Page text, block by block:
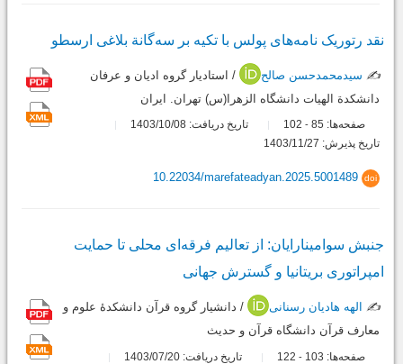
نقد رتوریک نامه‌های پولس با تکیه بر سه‌گانة بلاغی ارسطو
✍️ سیدمحمدحسن صالح
/ استادیار گروه ادیان و عرفان
دانشکدة الهیات دانشگاه الزهرا(س) تهران. ایران
صفحه‌ها: 85
-
تاریخ دریافت: 1403/10/08
تاریخ پذیرش: 1403/11/27
doi
10.22034/marefateadyan.2025.5001489
جنبش سوامینارایان: از تعالیم فرقه‌ای محلی تا حمایت
امپراتوری بریتانیا و گسترش جهانی
✍️ الهه هادیان رسنانی
/ دانشیار گروه قرآن دانشکدۀ علوم و
معارف قرآن دانشگاه قرآن و حدیث
صفحه‌ها: 103
-
تاریخ دریافت: 1403/07/20